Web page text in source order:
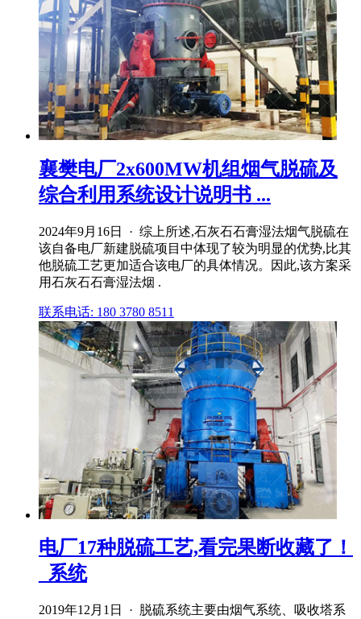
襄樊电厂2x600MW机组烟气脱硫及
综合利用系统设计说明书 ...
2024年9月16日 · 综上所述,石灰石石膏湿法烟气脱硫在
该自备电厂新建脱硫项目中体现了较为明显的优势,比其
他脱硫工艺更加适合该电厂的具体情况。因此,该方案采
用石灰石石膏湿法烟 .
联系电话: 180 3780 8511
电厂17种脱硫工艺,看完果断收藏了！
_系统
2019年12月1日 · 脱硫系统主要由烟气系统、吸收塔系